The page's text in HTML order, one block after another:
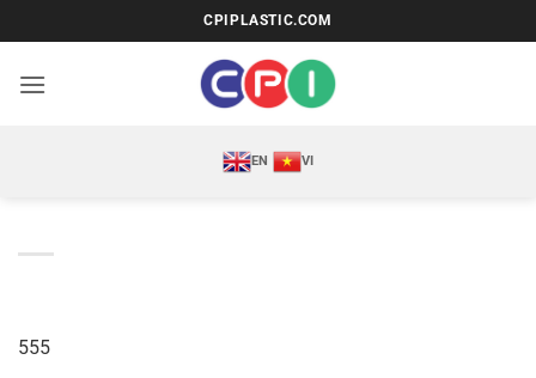
qua
nội
CPIPLASTIC.COM
EN VI
555